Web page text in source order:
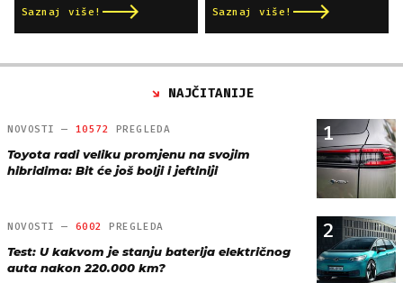
Saznaj više! Saznaj više!
NAJČITANIJE
1
NOVOSTI — 10572 PREGLEDA
Toyota radi veliku promjenu na svojim
hibridima: Bit će još bolji i jeftiniji
2
NOVOSTI — 6002 PREGLEDA
Test: U kakvom je stanju baterija električnog
auta nakon 220.000 km?